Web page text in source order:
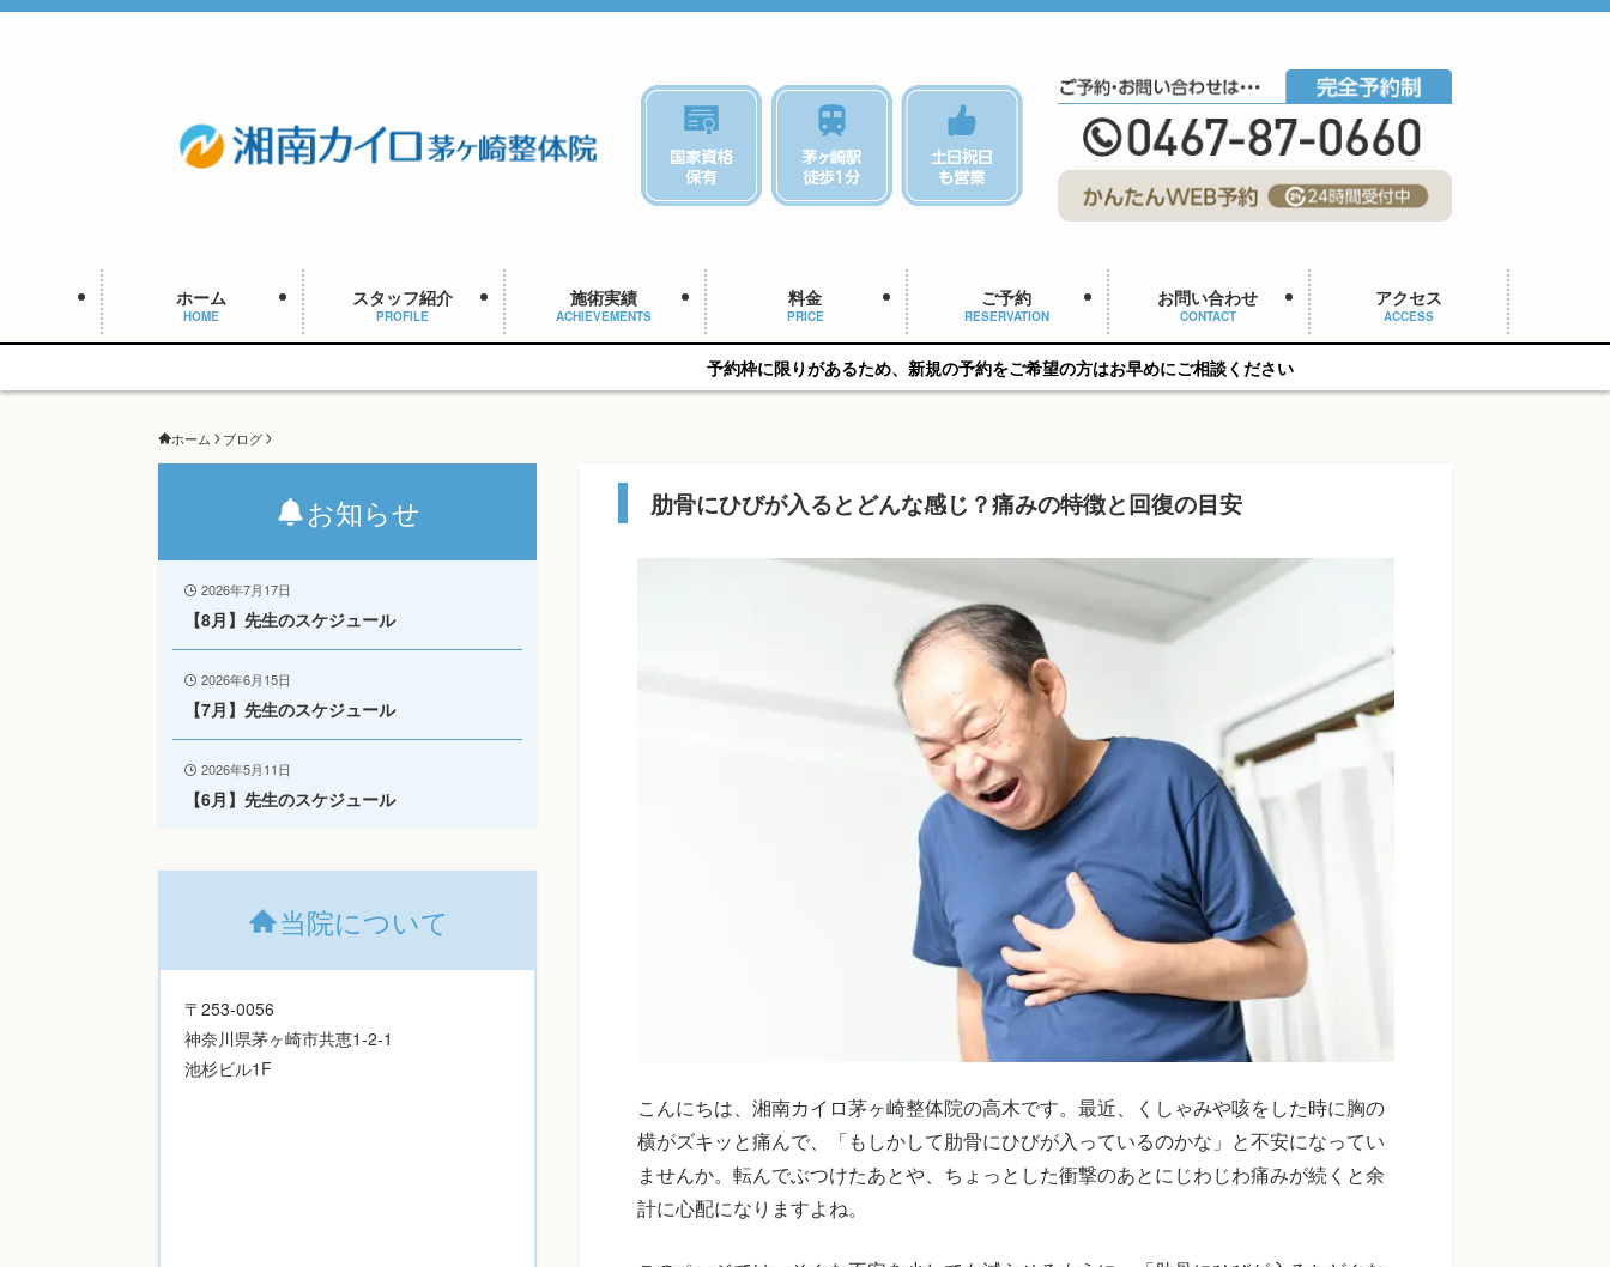
ホーム
HOME
スタッフ紹介
PROFILE
施術実績
ACHIEVEMENTS
料金
PRICE
ご予約
RESERVATION
お問い合わせ
CONTACT
アクセス
ACCESS
予約枠に限りがあるため、新規の予約をご希望の方はお早めにご相談ください
ホーム ブログ
肋骨にひびが入るとどんな感じ？痛みの特徴と回復の目安
こんにちは、湘南カイロ茅ヶ崎整体院の高木です。最近、くしゃみや咳をした時に胸の
横がズキッと痛んで、「もしかして肋骨にひびが入っているのかな」と不安になってい
ませんか。転んでぶつけたあとや、ちょっとした衝撃のあとにじわじわ痛みが続くと余
計に心配になりますよね。
お知らせ
2026年7月17日
【8月】先生のスケジュール
2026年6月15日
【7月】先生のスケジュール
2026年5月11日
【6月】先生のスケジュール
当院について
〒253-0056
神奈川県茅ヶ崎市共恵1-2-1
池杉ビル1F